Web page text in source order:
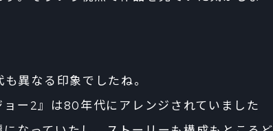
も異なる印象でしたね。
ー2』は80年代にアレンジされていました